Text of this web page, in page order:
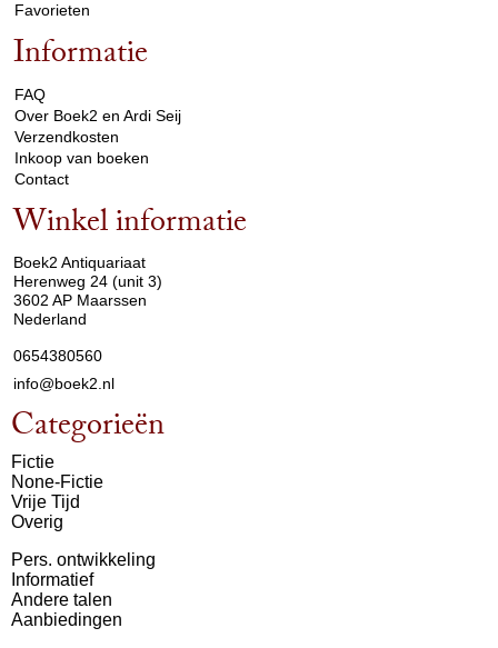
Favorieten
Informatie
FAQ
Over Boek2 en Ardi Seij
Verzendkosten
Inkoop van boeken
Contact
Winkel informatie
Boek2 Antiquariaat
Herenweg 24 (unit 3)
3602 AP Maarssen
Nederland
0654380560
info@boek2.nl
Categorieën
Fictie
None-Fictie
Vrije Tijd
Overig
Pers. ontwikkeling
Informatief
Andere talen
Aanbiedingen